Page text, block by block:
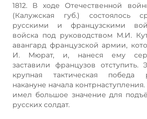
1812. В ходе Отечественной
(Калужская губ.) состоялось
русскими и французскими
войска под руководством М.И.
авангард французской армии,
И. Мюрат, и, нанеся ему
заставили французов отступить.
крупная тактическая победа
накануне начала
имел большое значение для
русских солдат.